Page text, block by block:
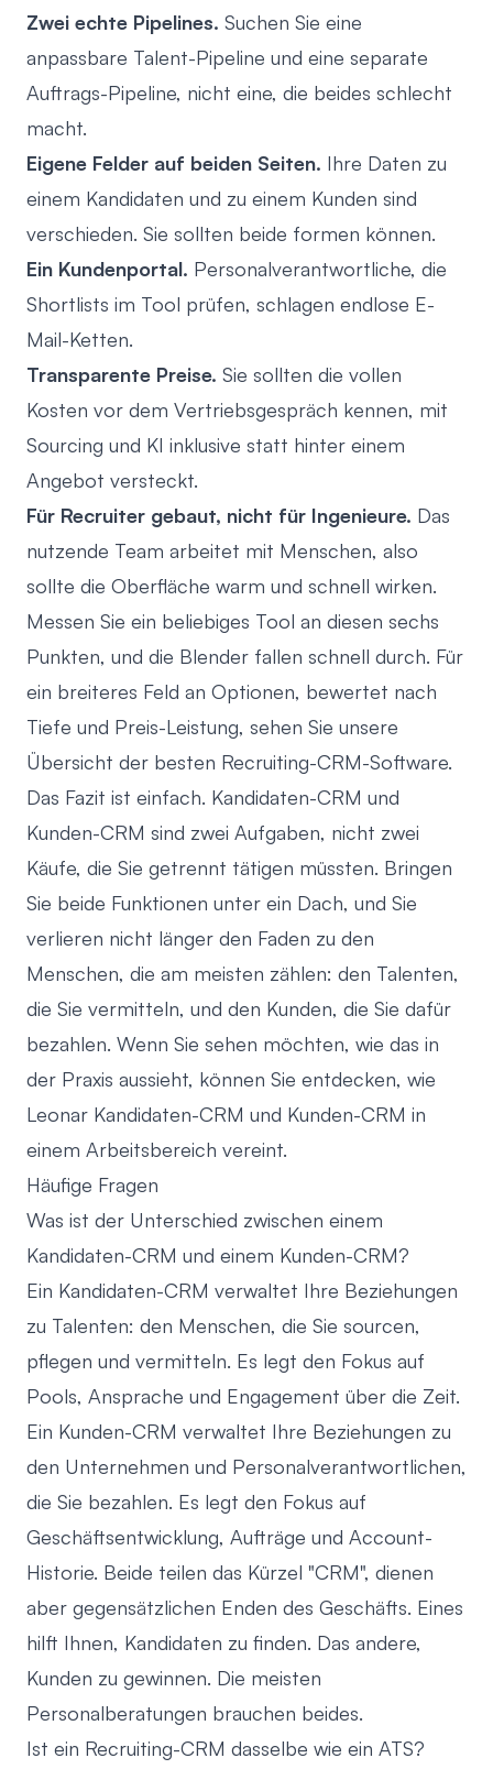
Zwei echte Pipelines. Suchen Sie eine
anpassbare Talent-Pipeline und eine separate
Auftrags-Pipeline, nicht eine, die beides schlecht
macht.
Eigene Felder auf beiden Seiten. Ihre Daten zu
einem Kandidaten und zu einem Kunden sind
verschieden. Sie sollten beide formen können.
Ein Kundenportal. Personalverantwortliche, die
Shortlists im Tool prüfen, schlagen endlose E-
Mail-Ketten.
Transparente Preise. Sie sollten die vollen
Kosten vor dem Vertriebsgespräch kennen, mit
Sourcing und KI inklusive statt hinter einem
Angebot versteckt.
Für Recruiter gebaut, nicht für Ingenieure. Das
nutzende Team arbeitet mit Menschen, also
sollte die Oberfläche warm und schnell wirken.
Messen Sie ein beliebiges Tool an diesen sechs
Punkten, und die Blender fallen schnell durch. Für
ein breiteres Feld an Optionen, bewertet nach
Tiefe und Preis-Leistung, sehen Sie unsere
Übersicht der besten Recruiting-CRM-Software.
Das Fazit ist einfach. Kandidaten-CRM und
Kunden-CRM sind zwei Aufgaben, nicht zwei
Käufe, die Sie getrennt tätigen müssten. Bringen
Sie beide Funktionen unter ein Dach, und Sie
verlieren nicht länger den Faden zu den
Menschen, die am meisten zählen: den Talenten,
die Sie vermitteln, und den Kunden, die Sie dafür
bezahlen. Wenn Sie sehen möchten, wie das in
der Praxis aussieht, können Sie entdecken, wie
Leonar Kandidaten-CRM und Kunden-CRM in
einem Arbeitsbereich vereint.
Häufige Fragen
Was ist der Unterschied zwischen einem
Kandidaten-CRM und einem Kunden-CRM?
Ein Kandidaten-CRM verwaltet Ihre Beziehungen
zu Talenten: den Menschen, die Sie sourcen,
pflegen und vermitteln. Es legt den Fokus auf
Pools, Ansprache und Engagement über die Zeit.
Ein Kunden-CRM verwaltet Ihre Beziehungen zu
den Unternehmen und Personalverantwortlichen,
die Sie bezahlen. Es legt den Fokus auf
Geschäftsentwicklung, Aufträge und Account-
Historie. Beide teilen das Kürzel "CRM", dienen
aber gegensätzlichen Enden des Geschäfts. Eines
hilft Ihnen, Kandidaten zu finden. Das andere,
Kunden zu gewinnen. Die meisten
Personalberatungen brauchen beides.
Ist ein Recruiting-CRM dasselbe wie ein ATS?